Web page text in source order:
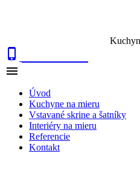


Úvod
Kuchyne na mieru
Vstavané skrine a šatníky
Interiéry na mieru
Referencie
Kontakt